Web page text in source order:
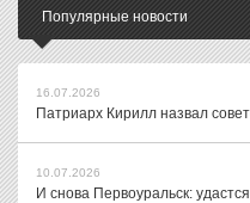
Популярные новости
16.07.2026
Патриарх Кирилл назвал
10.07.2026
И снова Первоуральск: